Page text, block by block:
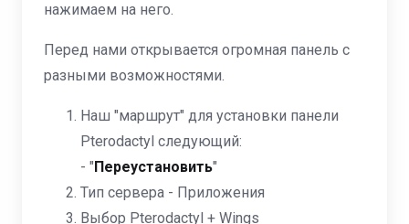
нажимаем на него.
Перед нами открывается огромная панель с
разными возможностями.
Наш "маршрут" для установки панели
Pterodactyl следующий:
- "Переустановить"
Тип сервера - Приложения
Выбор Pterodactyl + Wings